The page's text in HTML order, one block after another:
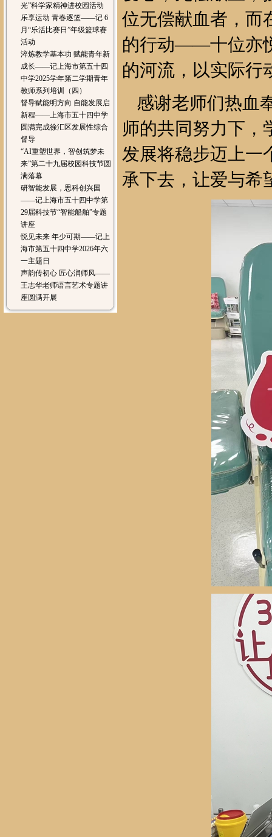
光”科学家精神进校园活动
乐享运动 青春逐篮——记 6
月“乐活比赛日”年级篮球赛
活动
淬炼教学基本功 赋能青年新
成长——记上海市第五十四
中学2025学年第二学期青年
教师系列培训（四）
督导赋能明方向 自能发展启
新程——上海市五十四中学
圆满完成徐汇区发展性综合
督导
“AI重塑世界，智创筑梦未
来”第二十九届校园科技节圆
满落幕
研智能发展，思科创兴国
——记上海市五十四中学第
29届科技节“智能船舶”专题
讲座
悦见未来 年少可期——记上
海市第五十四中学2026年六
一主题日
声韵传初心 匠心润师风——
王志华老师语言艺术专题讲
座圆满开展
位无偿献血者，而
的行动——十位亦
的河流，以实际行
感谢老师们热血
师的共同努力下，
发展将稳步迈上一
承下去，让爱与希